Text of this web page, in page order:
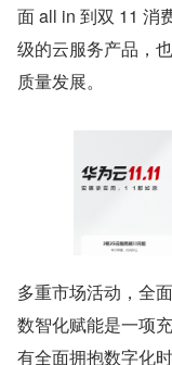
面 all in 到双 11 消
级的云服务产品，
质量发展。
多重市场活动，全
数智化赋能是一项
有全面拥抱数字化